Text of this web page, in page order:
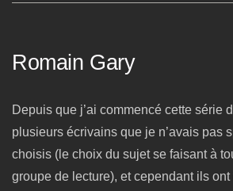
Romain Gary
Depuis que j’ai commencé cette série
plusieurs écrivains que je n’avais pas
choisis (le choix du sujet se faisant à
groupe de lecture), et cependant ils